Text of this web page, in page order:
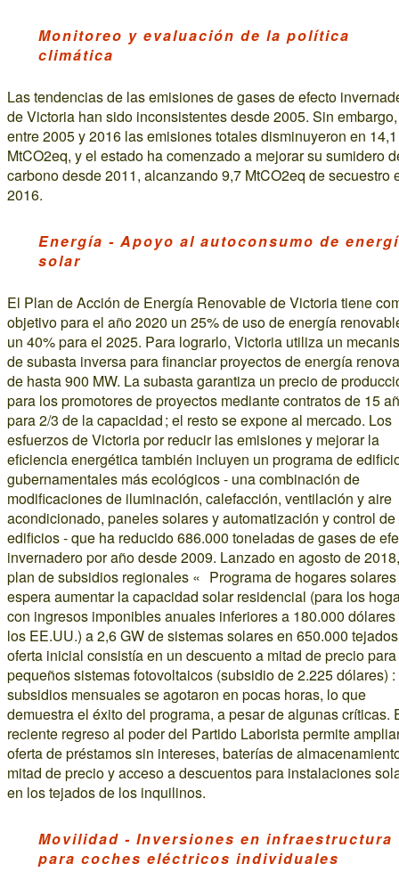
Monitoreo y evaluación de la política
climática
Las tendencias de las emisiones de gases de efecto
de Victoria han sido inconsistentes desde 2005. Sin embargo,
entre 2005 y 2016 las emisiones totales disminuyeron en 14,1
MtCO2eq, y el estado ha comenzado a mejorar su sumidero
carbono desde 2011, alcanzando 9,7 MtCO2eq de secuestro
2016.
Energía - Apoyo al autoconsumo de
solar
El Plan de Acción de Energía Renovable de Victoria tiene
objetivo para el año 2020 un 25% de uso de energía
un 40% para el 2025. Para lograrlo, Victoria utiliza un
de subasta inversa para financiar proyectos de energía
de hasta 900 MW. La subasta garantiza un precio de
para los promotores de proyectos mediante contratos de 15
para 2/3 de la capacidad ; el resto se expone al mercado. Los
esfuerzos de Victoria por reducir las emisiones y mejorar la
eficiencia energética también incluyen un programa de
gubernamentales más ecológicos - una combinación de
modificaciones de iluminación, calefacción, ventilación y aire
acondicionado, paneles solares y automatización y control de
edificios - que ha reducido 686.000 toneladas de gases de
invernadero por año desde 2009. Lanzado en agosto de
plan de subsidios regionales « Programa de hogares
espera aumentar la capacidad solar residencial (para los
con ingresos imponibles anuales inferiores a 180.000 dólares
los EE.UU.) a 2,6 GW de sistemas solares en 650.000
oferta inicial consistía en un descuento a mitad de precio
pequeños sistemas fotovoltaicos (subsidio de 2.225 dólares)
subsidios mensuales se agotaron en pocas horas, lo que
demuestra el éxito del programa, a pesar de algunas críticas.
reciente regreso al poder del Partido Laborista permite
oferta de préstamos sin intereses, baterías de
mitad de precio y acceso a descuentos para instalaciones
en los tejados de los inquilinos.
Movilidad - Inversiones en infraestructura
para coches eléctricos individuales